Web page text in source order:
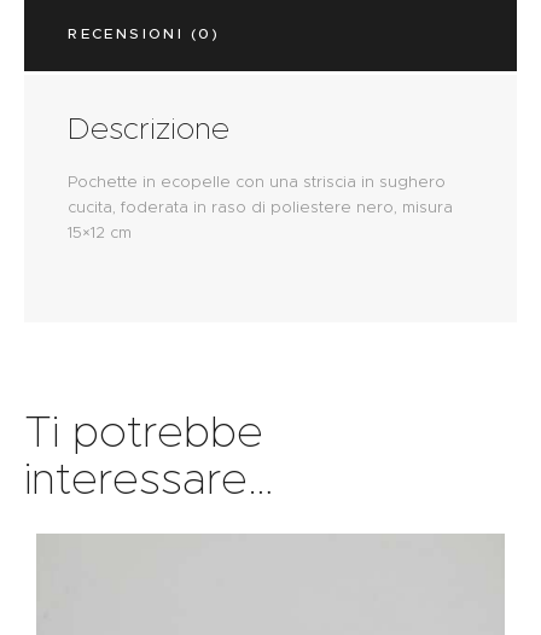
RECENSIONI (0)
Descrizione
Pochette in ecopelle con una striscia in sughero
cucita, foderata in raso di poliestere nero, misura
15×12 cm
Ti potrebbe
interessare…